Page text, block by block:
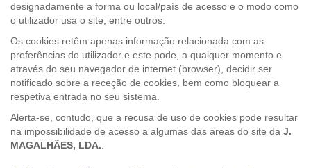
designadamente a forma ou local/país de acesso e o modo como
o utilizador usa o site, entre outros.
Os cookies retêm apenas informação relacionada com as
preferências do utilizador e este pode, a qualquer momento e
através do seu navegador de internet (browser), decidir ser
notificado sobre a receção de cookies, bem como bloquear a
respetiva entrada no seu sistema.
Alerta-se, contudo, que a recusa de uso de cookies pode resultar
na impossibilidade de acesso a algumas das áreas do site da J.
MAGALHÃES, LDA..